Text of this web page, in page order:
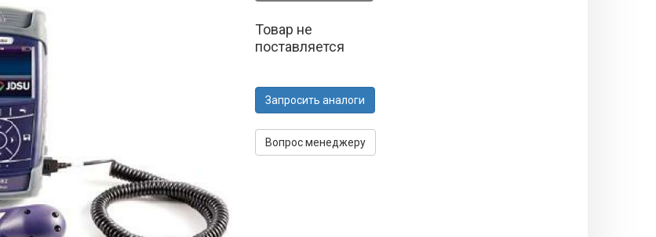
Товар не
поставляется
Запросить аналоги
Вопрос менеджеру